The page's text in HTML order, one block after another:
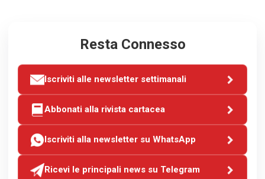
Resta Connesso
Iscriviti alle newsletter settimanali
Abbonati alla rivista cartacea
Iscriviti alla newsletter su WhatsApp
Ricevi le principali news su Telegram